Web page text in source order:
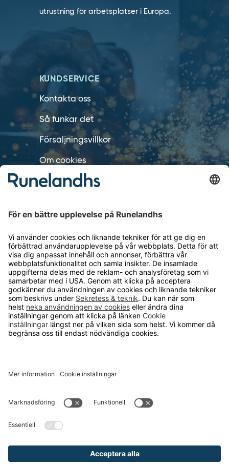
utrustning för arbetsplatser i Europa.
KUNDSERVICE
Kontakta oss
Så funkar det
Försäljningsvillkor
Om cookies
Personuppgiftshantering
OM RUNELANDHS
Om Runelandhs
Köpvillkor
Därför ska du välja oss
Lediga jobb
Kvalitets- och miljöpolicy
TELEFON
order@runelandhs.se